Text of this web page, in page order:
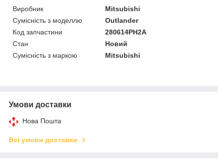
Виробник
Mitsubishi
Сумісність з моделлю
Outlander
Код запчастини
280614PH2A
Стан
Новий
Сумісність з маркою
Mitsubishi
Умови доставки
Нова Пошта
Всі умови доставки